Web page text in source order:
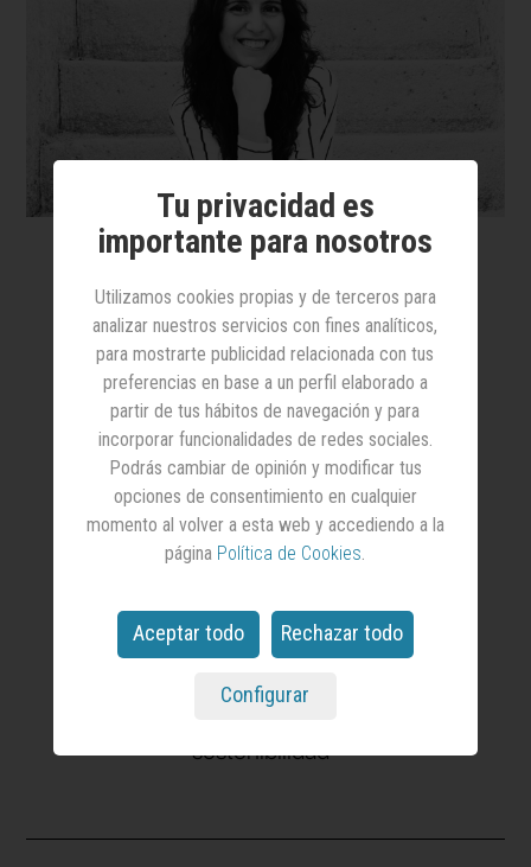
Junio no debería ser
una campaña:
debería ser una
auditoría
"Una marca que ha llegado tarde al
Orgullo tiene, precisamente, una
oportunidad. Porque puede decidir
dejar de improvisar y empezar a
partida, iniciar una auditoría de sus
materiales y crear un calendario para
empezar a construir con una hoja de
sostenibilidad"
Tu privacidad es
importante para nosotros
Utilizamos cookies propias y de terceros para
analizar nuestros servicios con fines analíticos,
para mostrarte publicidad relacionada con tus
preferencias en base a un perfil elaborado a
partir de tus hábitos de navegación y para
incorporar funcionalidades de redes sociales.
Podrás cambiar de opinión y modificar tus
opciones de consentimiento en cualquier
momento al volver a esta web y accediendo a la
página Política de Cookies
Aceptar todo Rechazar todo
Configurar